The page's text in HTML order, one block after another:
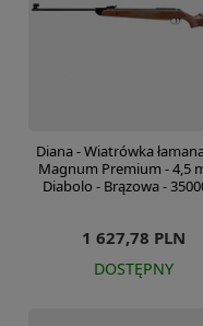
Diana - Wiatrówka
Magnum Premium - 4,5
Diabolo - Brązowa -
1 627,78 PLN
DOSTĘPNY